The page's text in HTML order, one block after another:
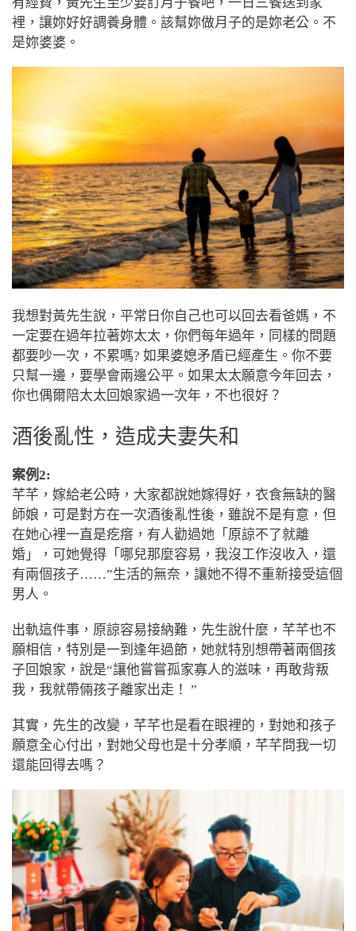
裡，讓妳好好調養身體。該幫妳做月子的是妳老公。不
是妳婆婆。
我想對黃先生說，平常日你自己也可以回去看爸媽，不
一定要在過年拉著妳太太，你們每年過年，同樣的問題
都要吵一次，不累嗎? 如果婆媳矛盾已經產生。你不要
只幫一邊，要學會兩邊公平。如果太太願意今年回去，
你也偶爾陪太太回娘家過一次年，不也很好？
酒後亂性，造成夫妻失和
案例2:
芊芊，嫁給老公時，大家都說她嫁得好，衣食無缺的醫
師娘，可是對方在一次酒後亂性後，雖說不是有意，但
在她心裡一直是疙瘩，有人勸過她「原諒不了就離
婚」，可她覺得「哪兒那麼容易，我沒工作沒收入，還
有兩個孩子……”生活的無奈，讓她不得不重新接受這個
男人。
出軌這件事，原諒容易接納難，先生說什麼，芊芊也不
願相信，特別是一到逢年過節，她就特別想帶著兩個孩
子回娘家，說是“讓他嘗嘗孤家寡人的滋味，再敢背叛
我，我就帶倆孩子離家出走！ ”
其實，先生的改變，芊芊也是看在眼裡的，對她和孩子
願意全心付出，對她父母也是十分孝順，芊芊問我一切
還能回得去嗎？